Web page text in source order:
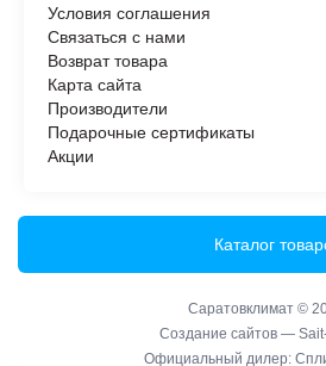
Условия соглашения
Связаться с нами
Возврат товара
Карта сайта
Производители
Подарочные сертификаты
Акции
Каталог
Саратовклимат ©
Создание сайтов —
Официальный дилер: